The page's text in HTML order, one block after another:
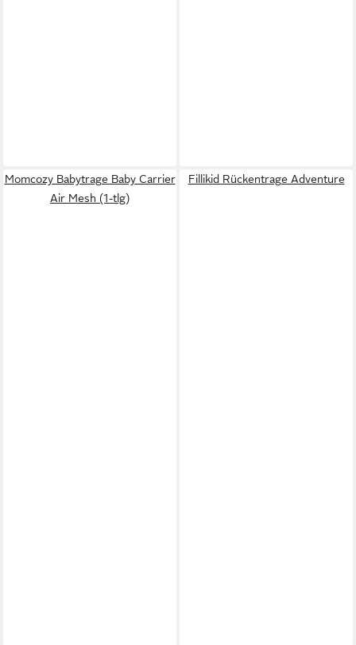
Momcozy Babytrage Baby Carrier
Air Mesh (1-tlg)
Fillikid Rückentrage Adventure